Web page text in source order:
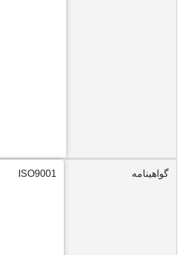
گواهینامه ISO9001